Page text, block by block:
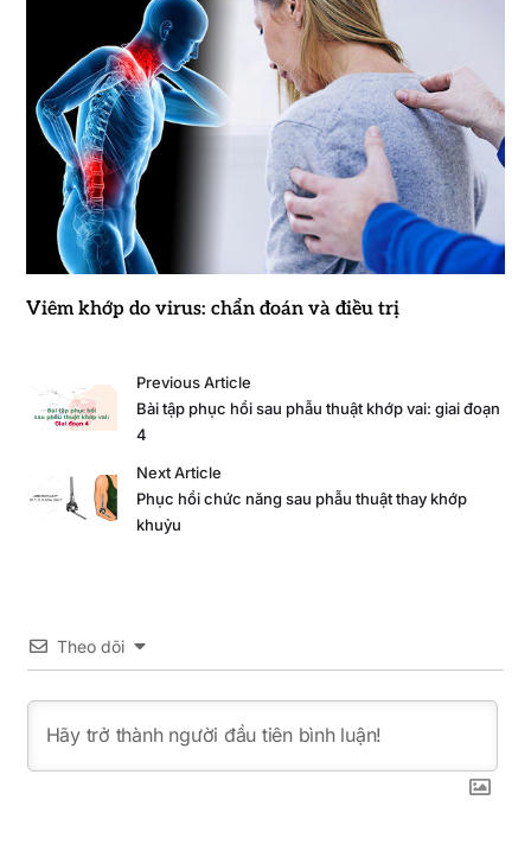
Viêm khớp do virus: chẩn đoán và điều trị
Previous Article
Bài tập phục hồi sau phẫu thuật khớp vai: giai đoạn
4
Next Article
Phục hồi chức năng sau phẫu thuật thay khớp
khuỷu
Theo dõi